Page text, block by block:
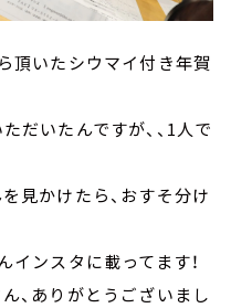
頂いたシウマイ付き年賀
だいたんですが、、1人で
見かけたら、おすそ分け
インスタに載ってます！
、ありがとうございまし